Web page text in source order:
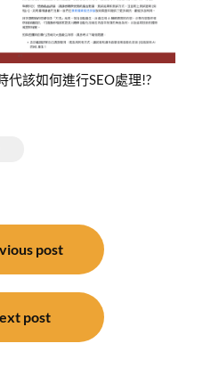
代該如何進行SEO處理!?
post
post